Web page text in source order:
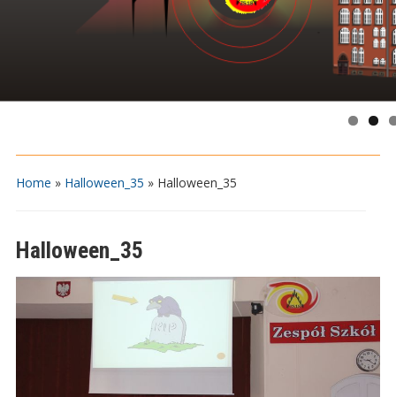
Home » Halloween_35 » Halloween_35
Halloween_35